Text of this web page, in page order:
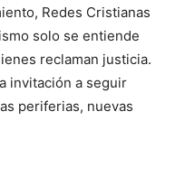
Redes Cristianas
solo se entiende
reclaman justicia.
invitación a seguir
periferias, nuevas